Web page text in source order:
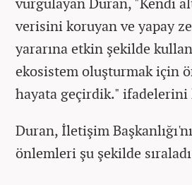
verisini koruyan ve yapay
yararına etkin şekilde
ekosistem oluşturmak için
hayata geçirdik." ifadelerini
Duran, İletişim
önlemleri şu şekilde